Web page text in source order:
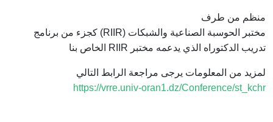
منظم من طرف
مختبر الحوسبة الصناعية والشبكات (RIIR) كجزء من برنامج
تدريب الدكتوراه الذي يدعمه مختبر RIIR الخاص بنا
لمزيد من المعلومات يرجى مراجعة الرابط التالي
https://vrre.univ-oran1.dz/Conference/st_kchr